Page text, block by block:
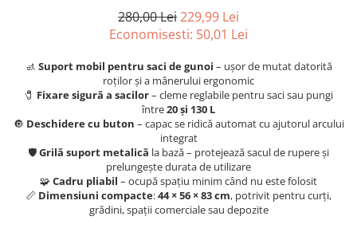
280,00 Lei229,99 Lei
Economisesti: 50,01 Lei
🚮 Suport mobil pentru saci de gunoi – ușor de mutat datorită
roților și a mânerului ergonomic
🧷 Fixare sigură a sacilor– cleme reglabile pentru saci sau pungi
între20 și 130 L
🔘 Deschidere cu buton – capac se ridică automat cu ajutorul arcului
integrat
🛡️Grilă suport metalică la bază – protejează sacul de rupere și
prelungește durata de utilizare
🧩Cadru pliabil – ocupă spațiu minim când nu este folosit
📏 Dimensiuni compacte:44 × 56 × 83 cm, potrivit pentru curți,
grădini, spații comerciale sau depozite